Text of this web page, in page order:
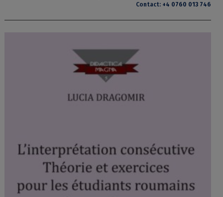
Contact: +4 0760 013 746